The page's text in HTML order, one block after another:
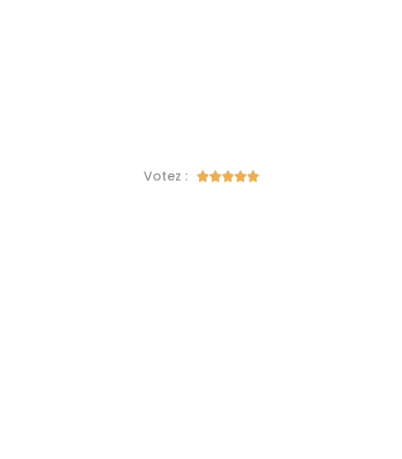
Votez : 